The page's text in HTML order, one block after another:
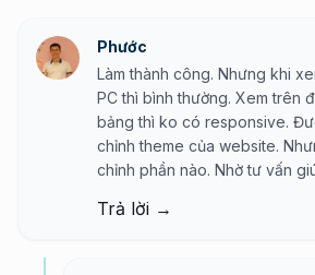
Phước
Làm thành công. Nhưng khi
PC thì bình thường. Xem trên
bảng thì ko có responsive.
chỉnh theme của website.
chỉnh phần nào. Nhờ tư vấn
Trả lời →